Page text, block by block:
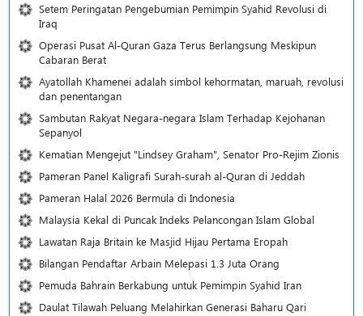
Setem Peringatan Pengebumian Pemimpin Syahid Revolusi di
Iraq
Operasi Pusat Al-Quran Gaza Terus Berlangsung Meskipun
Cabaran Berat
Ayatollah Khamenei adalah simbol kehormatan, maruah, revolusi
dan penentangan
Sambutan Rakyat Negara-negara Islam Terhadap Kejohanan
Sepanyol
Kematian Mengejut "Lindsey Graham", Senator Pro-Rejim Zionis
Pameran Panel Kaligrafi Surah-surah al-Quran di Jeddah
Pameran Halal 2026 Bermula di Indonesia
Malaysia Kekal di Puncak Indeks Pelancongan Islam Global
Lawatan Raja Britain ke Masjid Hijau Pertama Eropah
Bilangan Pendaftar Arbain Melepasi 1.3 Juta Orang
Pemuda Bahrain Berkabung untuk Pemimpin Syahid Iran
Daulat Tilawah Peluang Melahirkan Generasi Baharu Qari